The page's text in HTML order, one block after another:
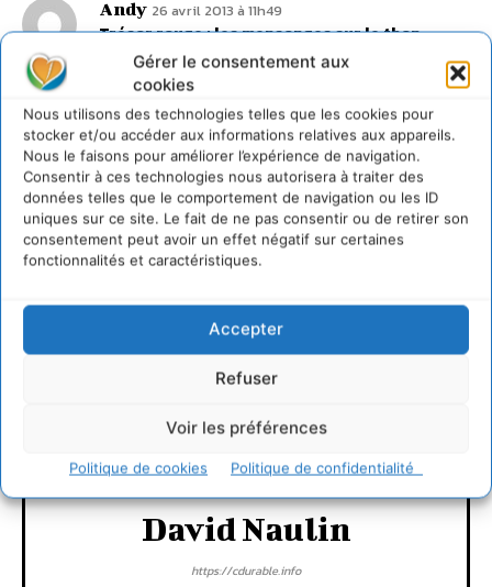
Gérer le consentement aux
cookies
Nous utilisons des technologies telles que les cookies pour
stocker et/ou accéder aux informations relatives aux appareils.
Nous le faisons pour améliorer l’expérience de navigation.
Consentir à ces technologies nous autorisera à traiter des
données telles que le comportement de navigation ou les ID
uniques sur ce site. Le fait de ne pas consentir ou de retirer son
consentement peut avoir un effet négatif sur certaines
fonctionnalités et caractéristiques.
Accepter
Refuser
Voir les préférences
Politique de cookies Politique de confidentialité
Andy 26 avril 2013 à 11h49
Trésor rouge : les mensonges sur le thon
rouge
Je rebondis sur votre sujet de mai 2012, pour vous
informer que le nouveau magazine OCEAN71 a été
lancé durant ce mois d’avril 2013.
Voici le site internet, à relayer ;O)
http://www.ocean71.com
Connecter pour laisser un commentaire
LAISSER UN COMMENTAIRE
CONNECTER POUR LAISSER UN COMMENTAIRE
David Naulin
https://cdurable.info